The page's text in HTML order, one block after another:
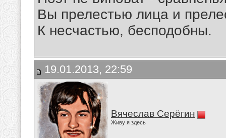
Вы прелестью лица и
К несчастью, бесподобны.
19.01.2013, 22:59
Вячеслав Серёгин
Живу я здесь